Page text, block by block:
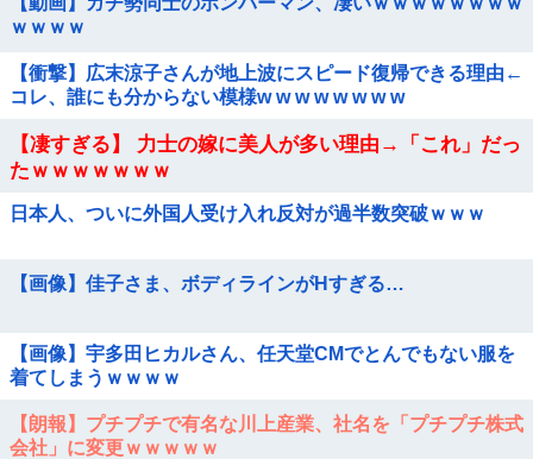
ｗｗｗｗ
【衝撃】広末涼子さんが地上波にスピード復帰できる理由←
コレ、誰にも分からない模様w w w w w w w w
【凄すぎる】 力士の嫁に美人が多い理由→「これ」だっ
たｗｗｗｗｗｗｗ
日本人、ついに外国人受け入れ反対が過半数突破ｗｗｗ
【画像】佳子さま、ボディラインがHすぎる…
【画像】宇多田ヒカルさん、任天堂CMでとんでもない服を
着てしまうｗｗｗｗ
【朗報】プチプチで有名な川上産業、社名を「プチプチ株式
会社」に変更ｗｗｗｗｗ